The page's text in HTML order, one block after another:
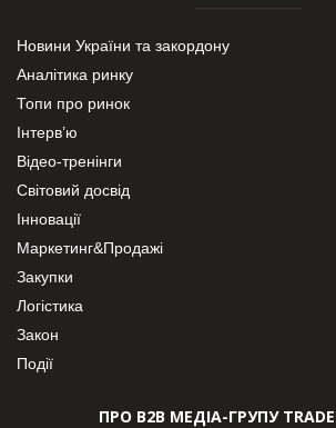
Новини України та закордону
Аналітика ринку
Топи про ринок
Інтерв’ю
Відео-тренінги
Світовий досвід
Інновації
Маркетинг&Продажі
Закупки
Логістика
Закон
Події
ПРО В2В МЕДІА-ГРУПУ